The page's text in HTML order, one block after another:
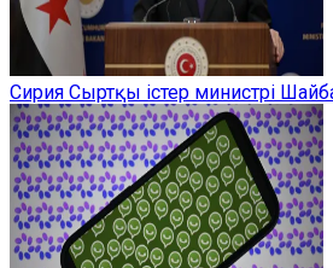
Сирия Сыртқы істер министрі